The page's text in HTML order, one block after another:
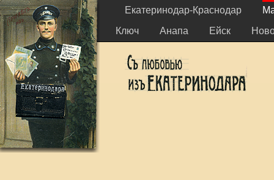
Екатеринодар-Краснодар
Ключ
Анапа Ейск